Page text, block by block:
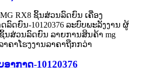
ອາກາດ-10120376